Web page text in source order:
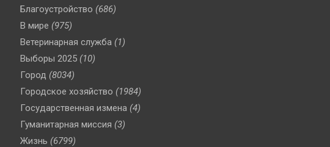
Благоустройство (686)
В мире (975)
Ветеринарная служба (1)
Выборы 2025 (10)
Город (8034)
Городское хозяйство (1984)
Государственная измена (4)
Гуманитарная миссия (3)
Жизнь (6799)